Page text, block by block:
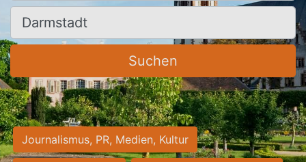
Ort, Stadt
Suchen
Journalismus, PR, Medien, Kultur